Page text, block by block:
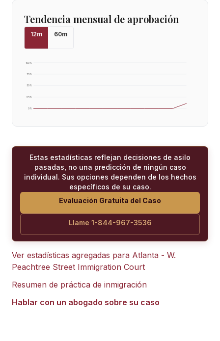
Tendencia mensual de aprobación
12m 60m
0%
25%
50%
75%
100%
Estas estadísticas reflejan decisiones de asilo
pasadas, no una predicción de ningún caso
individual. Sus opciones dependen de los hechos
específicos de su caso.
Evaluación Gratuita del Caso
Llame 1-844-967-3536
Ver estadísticas agregadas para Atlanta - W.
Peachtree Street Immigration Court
Resumen de práctica de inmigración
Hablar con un abogado sobre su caso